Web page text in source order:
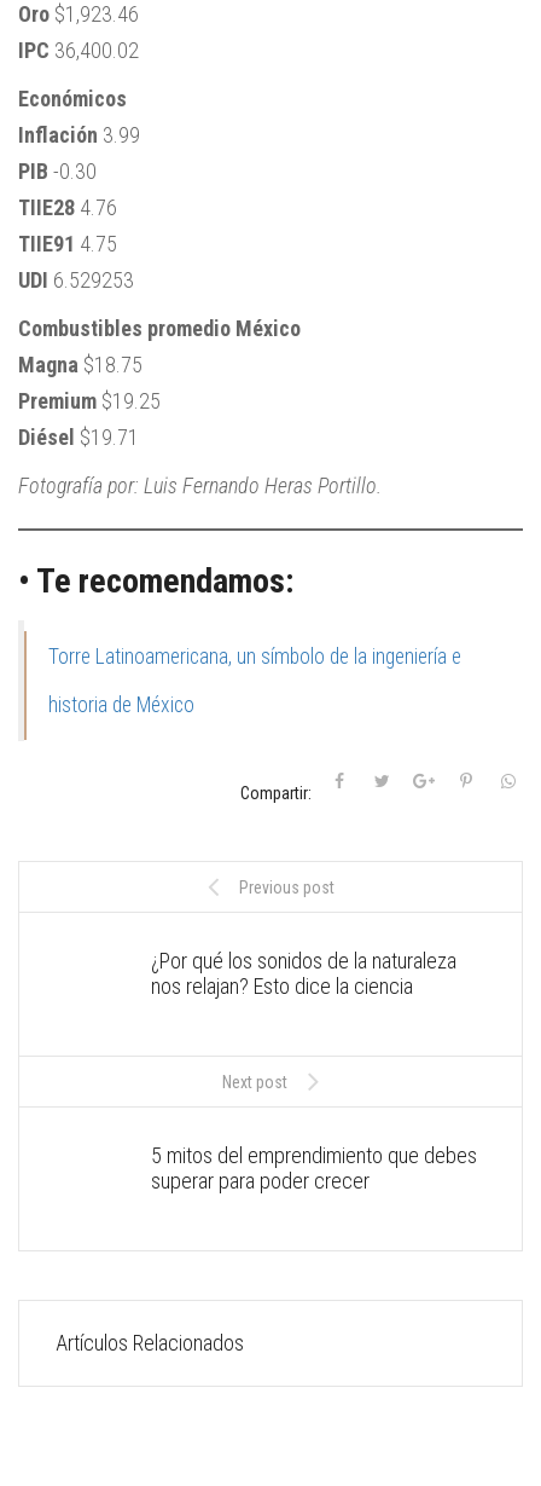
Oro $1,923.46
IPC 36,400.02
Económicos
Inflación 3.99
PIB -0.30
TIIE28 4.76
TIIE91 4.75
UDI 6.529253
Combustibles promedio México
Magna $18.75
Premium $19.25
Diésel $19.71
Fotografía por: Luis Fernando Heras Portillo.
• Te recomendamos:
Torre Latinoamericana, un símbolo de la ingeniería e
historia de México
Compartir:
Previous post
¿Por qué los sonidos de la naturaleza
nos relajan? Esto dice la ciencia
Next post
5 mitos del emprendimiento que debes
superar para poder crecer
Artículos Relacionados